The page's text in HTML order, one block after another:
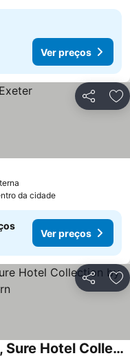
Ver preços
Partilhar
da cidade
Ver preços
Partilhar
Lord Haldon Country Hotel, Sure Hotel Collection by Best Western